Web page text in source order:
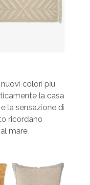
colori più
la casa
la sensazione di
ricordano
mare.